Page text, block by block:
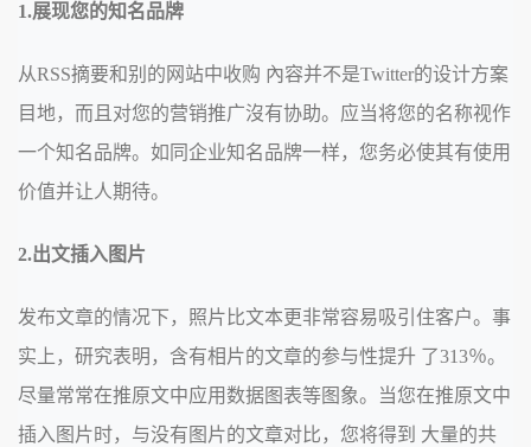
1.展现您的知名品牌
从RSS摘要和别的网站中收购 內容并不是Twitter的设计方案
目地，而且对您的营销推广沒有协助。应当将您的名称视作
一个知名品牌。如同企业知名品牌一样，您务必使其有使用
价值并让人期待。
2.出文插入图片
发布文章的情况下，照片比文本更非常容易吸引住客户。事
实上，研究表明，含有相片的文章的参与性提升 了313％。
尽量常常在推原文中应用数据图表等图象。当您在推原文中
插入图片时，与没有图片的文章对比，您将得到 大量的共